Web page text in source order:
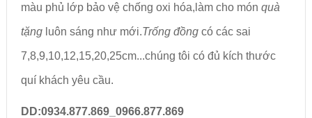
màu phủ lớp bảo vệ chống oxi hóa,làm cho món quà
tặngluôn sáng như mới.Trống đồngcó các sai
7,8,9,10,12,15,20,25cm...chúng tôi có đủ kích thước
quí khách yêu cầu.
DD:0934.877.869_0966.877.869